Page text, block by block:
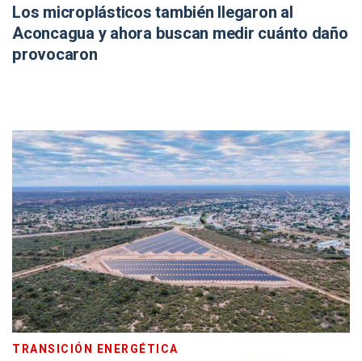
Los microplásticos también llegaron al
Aconcagua y ahora buscan medir cuánto daño
provocaron
TRANSICIÓN ENERGÉTICA